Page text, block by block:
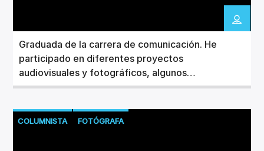
Graduada de la carrera de comunicación. He
participado en diferentes proyectos
audiovisuales y fotográficos, algunos
relacionados con el periodismo cultural.
desde el enfoque periodístico y literario. También
COLUMNISTA FOTÓGRAFA